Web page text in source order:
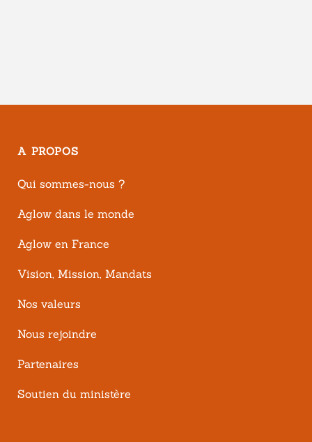
A PROPOS
Qui sommes-nous ?
Aglow dans le monde
Aglow en France
Vision, Mission, Mandats
Nos valeurs
Nous rejoindre
Partenaires
Soutien du ministère